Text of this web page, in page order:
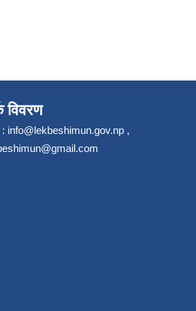
विवरण
info@lekbeshimun.gov.np ,